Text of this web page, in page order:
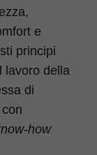
e
principi
lavoro della
di
how